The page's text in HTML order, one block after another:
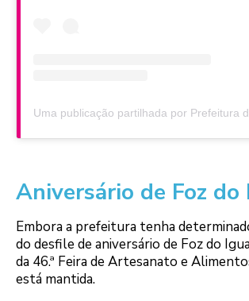
Aniversário de Foz do
Embora a prefeitura tenha
do desfile de aniversário de Foz do
da 46.ª Feira de Artesanato e
está mantida.